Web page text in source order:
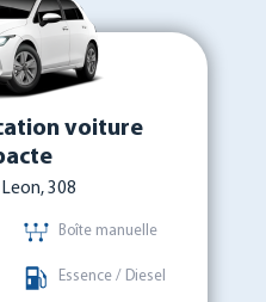
voiture
308
Boîte manuelle
Essence / Diesel